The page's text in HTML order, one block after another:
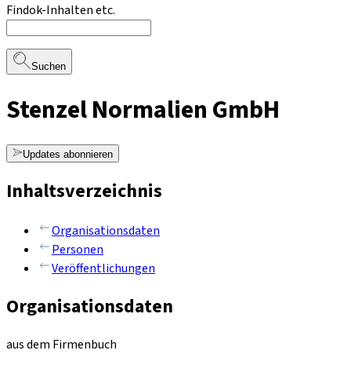
Findok-Inhalten etc.
Suchen
Stenzel Normalien GmbH
Updates abonnieren
Inhaltsverzeichnis
Organisationsdaten
Personen
Veröffentlichungen
Organisationsdaten
aus dem Firmenbuch